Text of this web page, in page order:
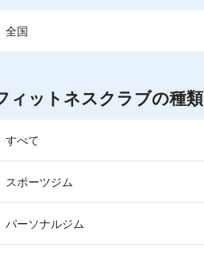
全国
ィットネスクラブの種類
すべて
スポーツジム
パーソナルジム